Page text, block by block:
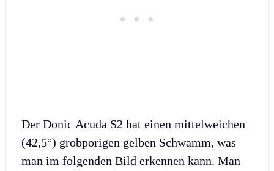
Der Donic Acuda S2 hat einen mittelweichen
(42,5°) grobporigen gelben Schwamm, was
man im folgenden Bild erkennen kann. Man